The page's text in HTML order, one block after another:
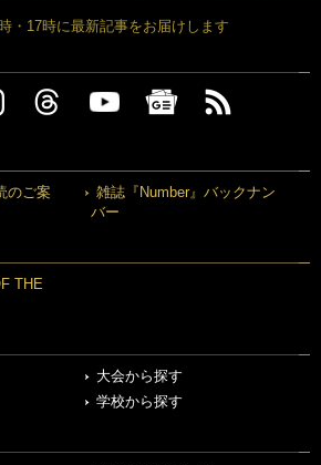
・17時に最新記事をお届けします
のご案
雑誌『Number』バックナン
バー
THE
大会から探す
学校から探す